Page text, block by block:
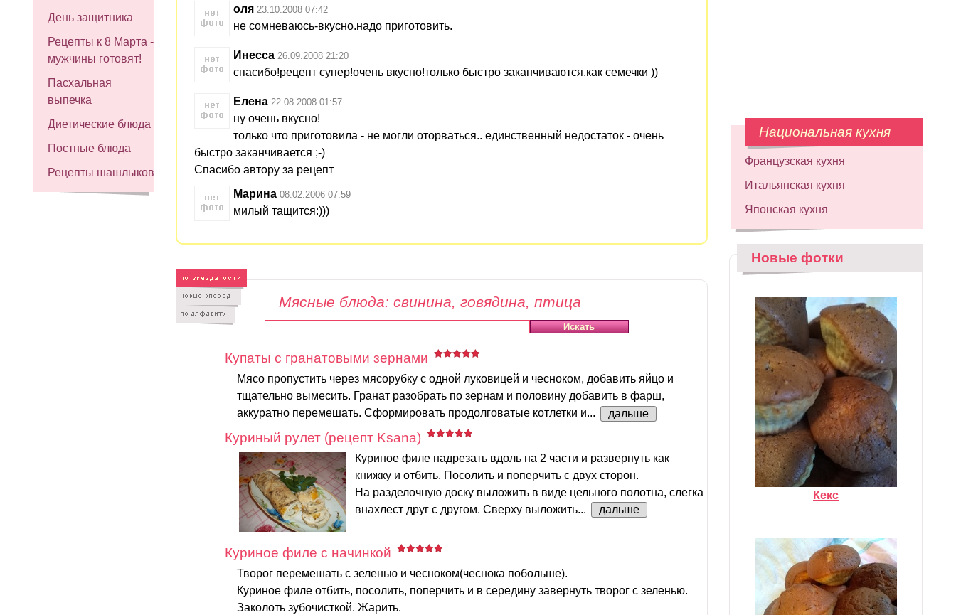
День защитника
Рецепты к 8 Марта -
мужчины готовят!
Пасхальная
выпечка
Диетические блюда
Постные блюда
Рецепты шашлыков
оля 23.10.2008 07:42
не сомневаюсь-вкусно.надо приготовить.
Инесса 26.09.2008 21:20
спасибо!рецепт супер!очень вкусно!только быстро заканчиваются,как семечки ))
Елена 22.08.2008 01:57
ну очень вкусно!
только что приготовила - не могли оторваться.. единственный недостаток - очень
быстро заканчивается ;-)
Спасибо автору за рецепт
Марина 08.02.2006 07:59
милый тащится:)))
Мясные блюда: свинина, говядина, птица
Купаты с гранатовыми зернами
Мясо пропустить через мясорубку с одной луковицей и чесноком, добавить яйцо и
тщательно вымесить. Гранат разобрать по зернам и половину добавить в фарш,
аккуратно перемешать. Сформировать продолговатые котлетки и...
дальше
Куриный рулет (рецепт Ksana)
Куриное филе надрезать вдоль на 2 части и развернуть как
книжку и отбить. Посолить и поперчить с двух сторон.
На разделочную доску выложить в виде цельного полотна, слегка
внахлест друг с другом. Сверху выложить...
дальше
Куриное филе с начинкой
Творог перемешать с зеленью и чесноком(чеснока побольше).
Куриное филе отбить, посолить, поперчить и в середину завернуть творог с зеленью.
Заколоть зубочисткой. Жарить.
Национальная кухня
Французская кухня
Итальянская кухня
Японская кухня
Новые фотки
Кекс